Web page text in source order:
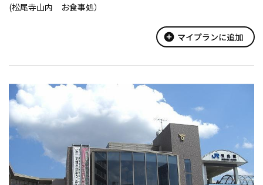
(松尾寺山内 お食事処）
煮などふんだんにます料理をお楽しみ頂けます。
add_circle マイプランに追加